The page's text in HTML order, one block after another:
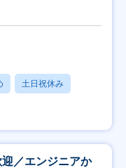
土日祝休み
／エンジニアか